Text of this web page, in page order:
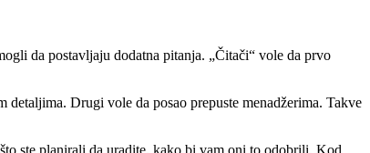
da postavljaju dodatna pitanja. „Čitači“ vole da prvo
Drugi vole da posao prepuste menadžerima. Takve
ste planirali da uradite, kako bi vam oni to odobrili. Kod